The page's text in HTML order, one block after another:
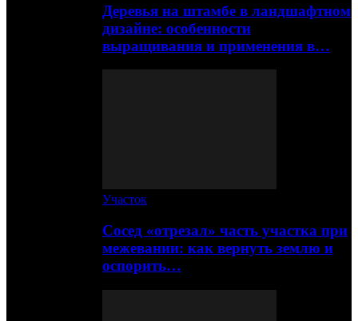
Деревья на штамбе в ландшафтном
дизайне: особенности
выращивания и применения в…
Участок
Сосед «отрезал» часть участка при
межевании: как вернуть землю и
оспорить…